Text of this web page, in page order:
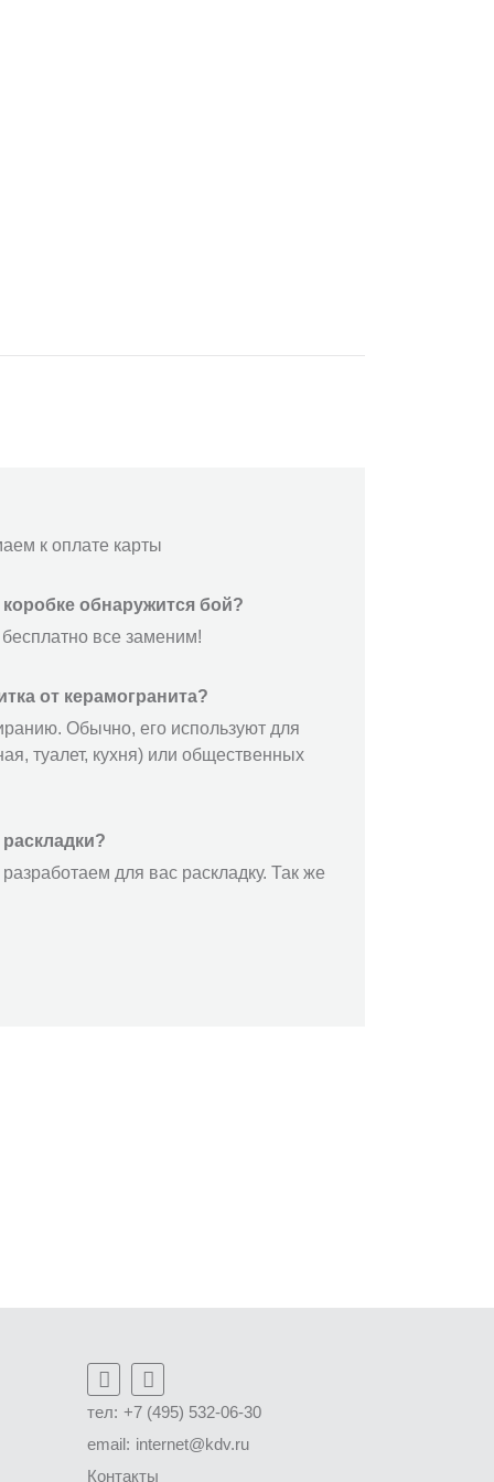
к оплате карты
обнаружится бой?
все заменим!
от керамогранита?
Обычно, его используют для
туалет, кухня) или общественных
для вас раскладку. Так же
тел: +7 (495) 532-06-30
email: internet@kdv.ru
Контакты